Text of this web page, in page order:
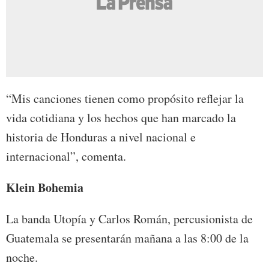
“Mis canciones tienen como propósito reflejar la
vida cotidiana y los hechos que han marcado la
historia de Honduras a nivel nacional e
internacional”, comenta.
Klein Bohemia
La banda Utopía y Carlos Román, percusionista de
Guatemala se presentarán mañana a las 8:00 de la
noche.